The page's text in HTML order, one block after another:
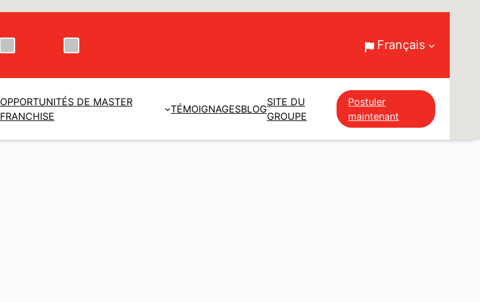
Français
OPPORTUNITÉS DE MASTER
FRANCHISE
TÉMOIGNAGESBLOG
SITE DU
GROUPE
Postuler
maintenant